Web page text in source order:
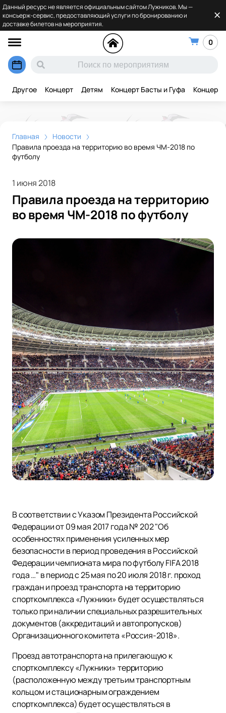
Данный ресурс не является официальным сайтом Лужников. Мы —
консьерж-сервис, предоставляющий услуги по бронированию и
доставке билетов на мероприятия.
0
Другое Концерт Детям Концерт Басты и Гуфа Концерт
Главная
Новости
Правила проезда на территорию во время ЧМ-2018 по
футболу
1 июня 2018
Правила проезда на территорию
во время ЧМ-2018 по футболу
В соответствии с Указом Президента Российской
Федерации от 09 мая 2017 года № 202 "Об
особенностях применения усиленных мер
безопасности в период проведения в Российской
Федерации чемпионата мира по футболу FIFA 2018
года …" в период с 25 мая по 20 июля 2018 г. проход
граждан и проезд транспорта на территорию
спорткомплекса «Лужники» будет осуществляться
только при наличии специальных разрешительных
документов (аккредитаций и автопропусков)
Организационного комитета «Россия-2018».
Проезд автотранспорта на прилегающую к
спорткомплексу «Лужники» территорию
(расположенную между третьим транспортным
кольцом и стационарным ограждением
спорткомплекса) будет осуществляться в